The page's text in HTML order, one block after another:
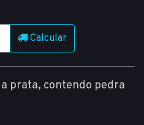
Calcular
prata, contendo pedra